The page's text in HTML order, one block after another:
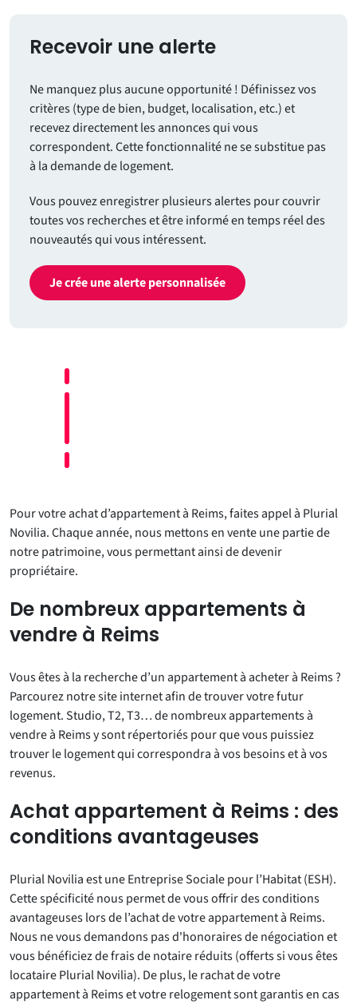
Recevoir une alerte
Ne manquez plus aucune opportunité ! Définissez vos
critères (type de bien, budget, localisation, etc.) et
recevez directement les annonces qui vous
correspondent. Cette fonctionnalité ne se substitue pas
à la demande de logement.
Vous pouvez enregistrer plusieurs alertes pour couvrir
toutes vos recherches et être informé en temps réel des
nouveautés qui vous intéressent.
Je crée une alerte personnalisée
Pour votre achat d’appartement à Reims, faites appel à Plurial
Novilia. Chaque année, nous mettons en vente une partie de
notre patrimoine, vous permettant ainsi de devenir
propriétaire.
De nombreux appartements à
vendre à Reims
Vous êtes à la recherche d’un appartement à acheter à Reims ?
Parcourez notre site internet afin de trouver votre futur
logement. Studio, T2, T3… de nombreux appartements à
vendre à Reims y sont répertoriés pour que vous puissiez
trouver le logement qui correspondra à vos besoins et à vos
revenus.
Achat appartement à Reims : des
conditions avantageuses
Plurial Novilia est une Entreprise Sociale pour l’Habitat (ESH).
Cette spécificité nous permet de vous offrir des conditions
avantageuses lors de l’achat de votre appartement à Reims.
Nous ne vous demandons pas d'honoraires de négociation et
vous bénéficiez de frais de notaire réduits (offerts si vous êtes
locataire Plurial Novilia). De plus, le rachat de votre
appartement à Reims et votre relogement sont garantis en cas